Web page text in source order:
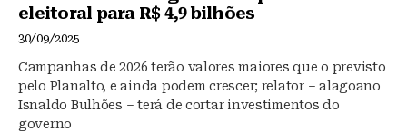
eleitoral para R$ 4,9 bilhões
30/09/2025
Campanhas de 2026 terão valores maiores que o previsto
pelo Planalto, e ainda podem crescer; relator – alagoano
Isnaldo Bulhões – terá de cortar investimentos do
governo